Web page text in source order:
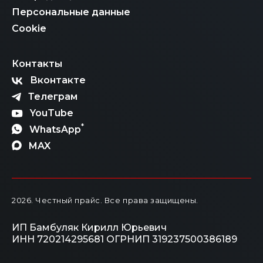
становится абсолютно реальным и выгодным. Чтобы
не растеряться в многообразии вариантов и правил,
просто свяжитесь с нашими менеджерами. Мы
справедливой цене.
Персональные данные
Cookie
Контакты
Вконтакте
Телеграм
YouTube
WhatsApp*
MAX
2026 . Честный прайс. Все права защищены.
ИП Бамбуляк Кирилл Юрьевич
ИНН 720214295681 ОГРНИП 319237500386189